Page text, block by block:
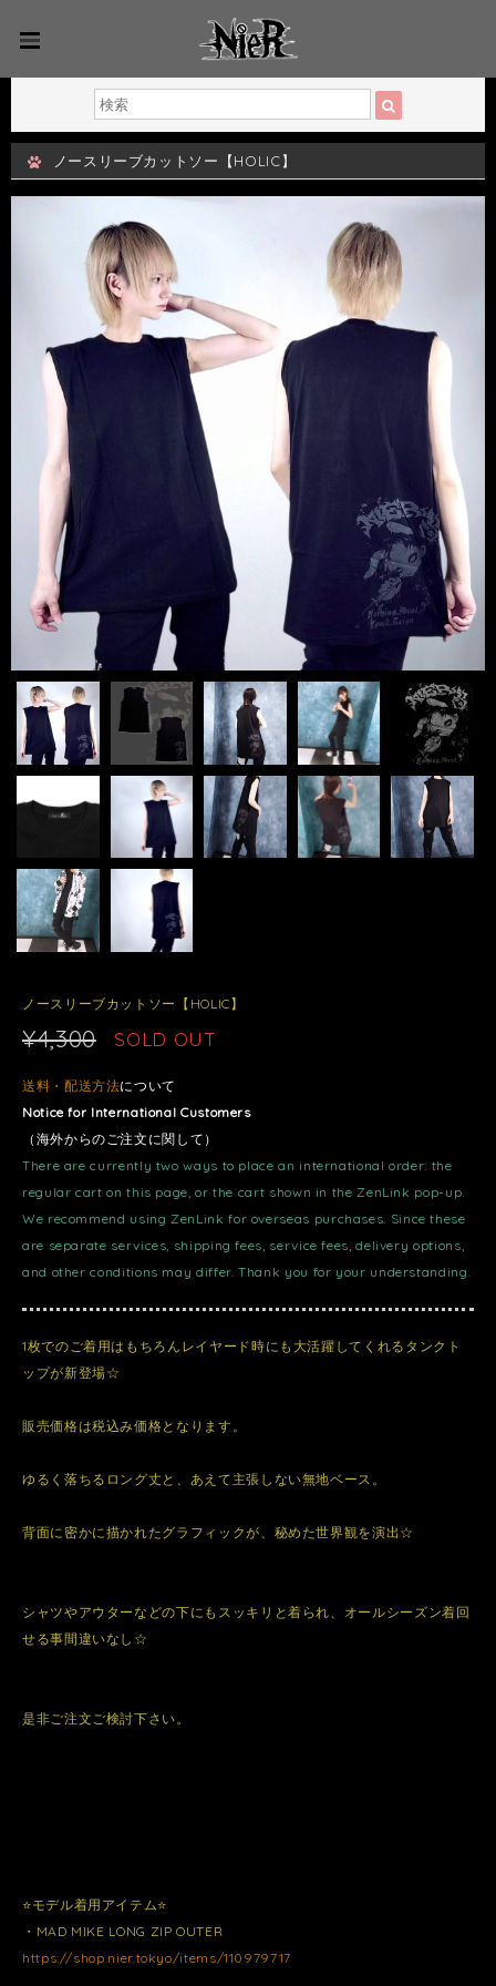
ノースリーブカットソー【HOLIC】
ノースリーブカットソー【HOLIC】
¥4,300 SOLD OUT
送料・配送方法について
Notice for International Customers
（海外からのご注文に関して）
There are currently two ways to place an international order: the
regular cart on this page, or the cart shown in the ZenLink pop-up.
We recommend using ZenLink for overseas purchases. Since these
are separate services, shipping fees, service fees, delivery options,
and other conditions may differ. Thank you for your understanding.
1枚でのご着用はもちろんレイヤード時にも大活躍してくれるタンクト
ップが新登場☆
販売価格は税込み価格となります。
ゆるく落ちるロング丈と、あえて主張しない無地ベース。
背面に密かに描かれたグラフィックが、秘めた世界観を演出☆
シャツやアウターなどの下にもスッキリと着られ、オールシーズン着回
せる事間違いなし☆
是非ご注文ご検討下さい。
⭐️モデル着用アイテム⭐️
・MAD MIKE LONG ZIP OUTER
https://shop.nier.tokyo/items/110979717